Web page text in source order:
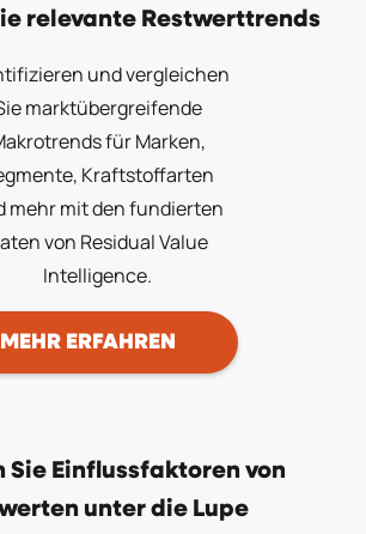
relevante Restwerttrends
und vergleichen
marktübergreifende
für Marken,
Kraftstoffarten
mehr mit den fundierten
von Residual Value
Intelligence.
MEHR ERFAHREN
Sie Einflussfaktoren von
unter die Lupe